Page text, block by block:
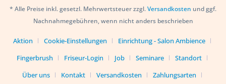
* Alle Preise inkl. gesetzl. Mehrwertsteuer zzgl.Versandkosten und ggf.
Nachnahmegebühren, wenn nicht anders beschrieben
Aktion Cookie-Einstellungen
Einrichtung - Salon Ambience
Fingerbrush
Friseur-Login Job Seminare
Standort
Über uns
Kontakt Versandkosten Zahlungsarten